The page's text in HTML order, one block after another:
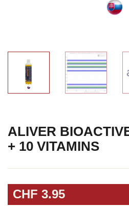
ALIVER
+ 10 VITAMINS
CHF 3.95